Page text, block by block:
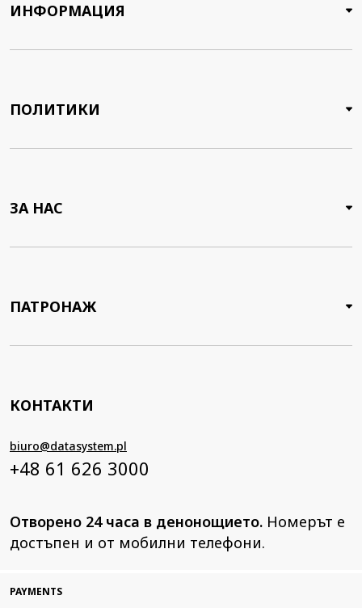
ИНФОРМАЦИЯ
ПОЛИТИКИ
ЗА НАС
ПАТРОНАЖ
КОНТАКТИ
biuro@datasystem.pl
+48 61 626 3000
Отворено 24 часа в денонощието. Номерът е
достъпен и от мобилни телефони.
PAYMENTS